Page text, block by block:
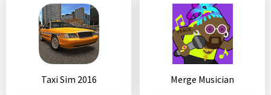
Taxi Sim 2016 Merge Musician